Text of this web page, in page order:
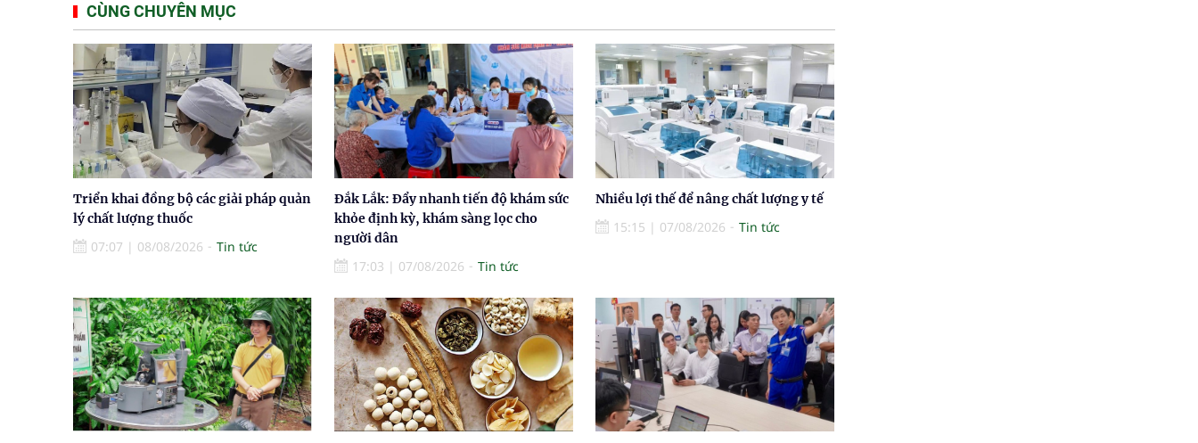
CÙNG CHUYÊN MỤC
Triển khai đồng bộ các giải pháp quản
lý chất lượng thuốc
07:07 | 08/08/2026 Tin tức
Đắk Lắk: Đẩy nhanh tiến độ khám sức
khỏe định kỳ, khám sàng lọc cho
người dân
17:03 | 07/08/2026 Tin tức
Nhiều lợi thế để nâng chất lượng y tế
15:15 | 07/08/2026 Tin tức